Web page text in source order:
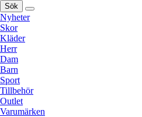
Sök
Nyheter
Skor
Kläder
Herr
Dam
Barn
Sport
Tillbehör
Outlet
Varumärken